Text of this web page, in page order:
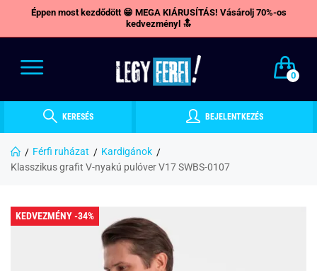
Éppen most kezdődött 😁 MEGA KIÁRUSÍTÁS! Vásárolj 70%-os
kedvezményl 🔝
0
KERESÉS BEJELENTKEZÉS
Férfi ruházat
Kardigánok
Klasszikus grafit V-nyakú pulóver V17 SWBS-0107
KEDVEZMÉNY -34%